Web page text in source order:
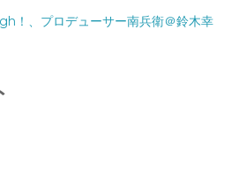
！、プロデューサー南兵衛＠鈴木幸